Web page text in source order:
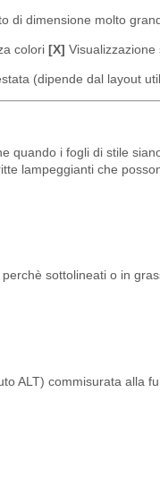
di dimensione molto
colori [X]
(dipende dal layout
quando i fogli di stile
lampeggianti che
sottolineati o in
ALT) commisurata alla